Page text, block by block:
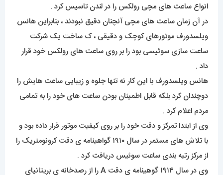
انواع ساعت های مچی رولکس را در لندن تاسیس کرد .
در آن زمان ساعت های مچی آنچنان دقیق نبودند ، بنابراین هانس
ویلسدورف موتورهای کوچک و دقیقی ، ک ساخت یک شرکت
ساعت سازی سوئیسی بود را بر روی ساعت های رولکس خود قرار
داد .
هانس ویلسدورف با این کار نه تنها جلوه و زیبایی ساعت هایش را
دوچندان کرد بلکه قابل اطمینان بودن ساعت های خود را به تمامی
مردم اعلام کرد .
وی از ابتدا تمرکز و دقت خود را بر روی کیفیت موتور قرار داده بود و
با تلاش های مستمر در سال ۱۹۱۰ گواهینامه ی دقت کرونومتریک را
از مرکز رتبه بندی ساعت سوئیس دریافت کرد .
وی در سال ۱۹۱۴ گوهینامه ی دقت A را از رصدخانه ی بریتانیای